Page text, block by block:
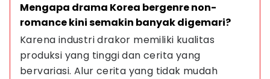
Mengapa drama Korea bergenre non-
romance kini semakin banyak digemari?
Karena industri drakor memiliki kualitas
produksi yang tinggi dan cerita yang
bervariasi. Alur cerita yang tidak mudah